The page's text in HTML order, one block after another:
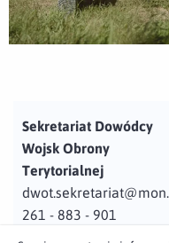
Sekretariat Dowódcy
Wojsk Obrony
Terytorialnej
261 - 883 - 901